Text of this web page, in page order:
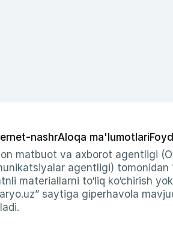
nashrAloqa ma'lumotlari
matbuot va axborot agentligi
agentligi)
materiallarni to‘liq ko‘chirish
saytiga giperhavola